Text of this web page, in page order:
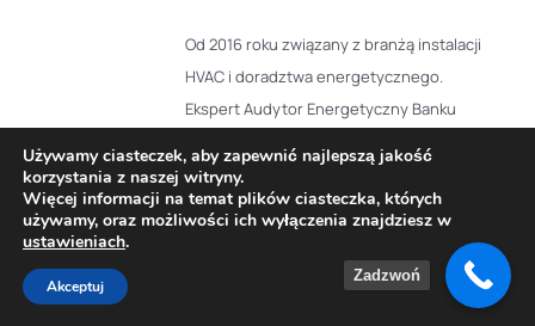
Od 2016 roku związany z branżą instalacji
HVAC i doradztwa energetycznego.
Ekspert Audytor Energetyczny Banku
Efektywności Energetycznej Programu
Priorytetowego Czyste Powietrze,
Audytorów Energetycznych. Wierzy, że
istnieje możliwość połączenia opłacalności
Używamy ciasteczek, aby zapewnić najlepszą jakość
korzystania z naszej witryny.
Więcej informacji na temat plików ciasteczka, których
używamy, oraz możliwości ich wyłączenia znajdziesz w
ustawieniach.
Akceptuj
Zadzwoń